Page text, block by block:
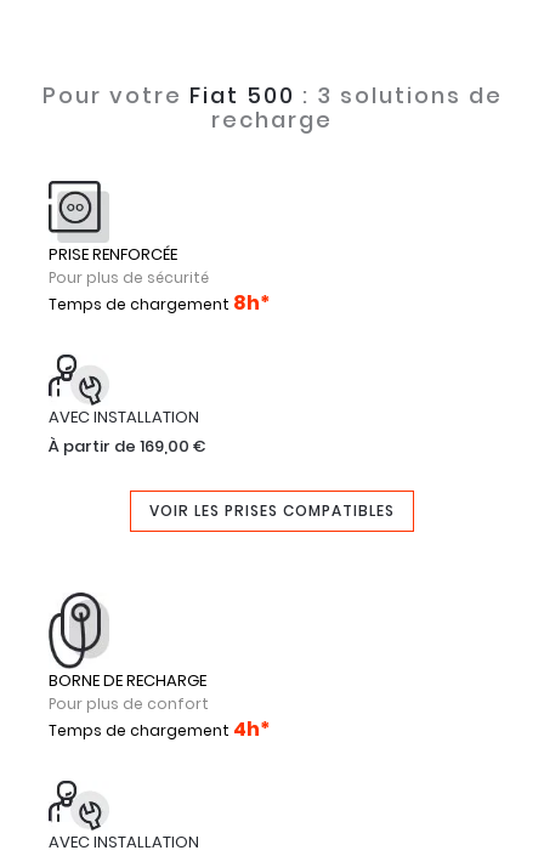
Pour votre Fiat 500 : 3 solutions de
recharge
PRISE RENFORCÉE
Pour plus de sécurité
Temps de chargement 8h*
AVEC INSTALLATION
À partir de 169,00 €
VOIR LES PRISES COMPATIBLES
BORNE DE RECHARGE
Pour plus de confort
Temps de chargement 4h*
AVEC INSTALLATION